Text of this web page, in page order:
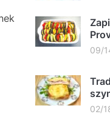
09/
02/